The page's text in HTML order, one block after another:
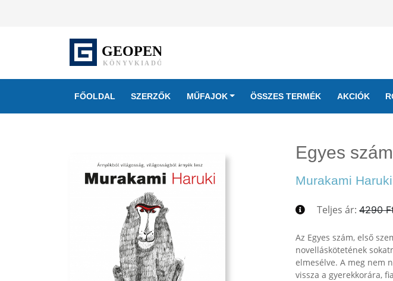
FŐOLDAL SZERZŐK MŰFAJOK ÖSSZES TERMÉK AKCIÓK
Egyes
Murakami Haruki
Teljes ár: 4290
Az Egyes szám, első
novelláskötetének
elmesélve. A meg nem
vissza a gyerekkorára,